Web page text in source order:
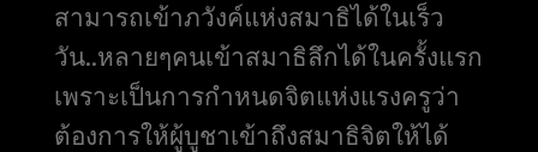
สามารถเข้าภวังค์แห่งสมาธิได้ในเร็ว
วัน..หลายๆคนเข้าสมาธิลึกได้ในครั้งแรก
เพราะเป็นการกำหนดจิตแห่งแรงครูว่า
ต้องการให้ผู้บูชาเข้าถึงสมาธิจิตให้ได้